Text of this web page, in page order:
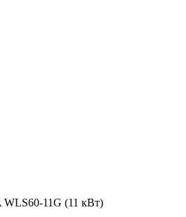
WLS60-11G (11 кВт)